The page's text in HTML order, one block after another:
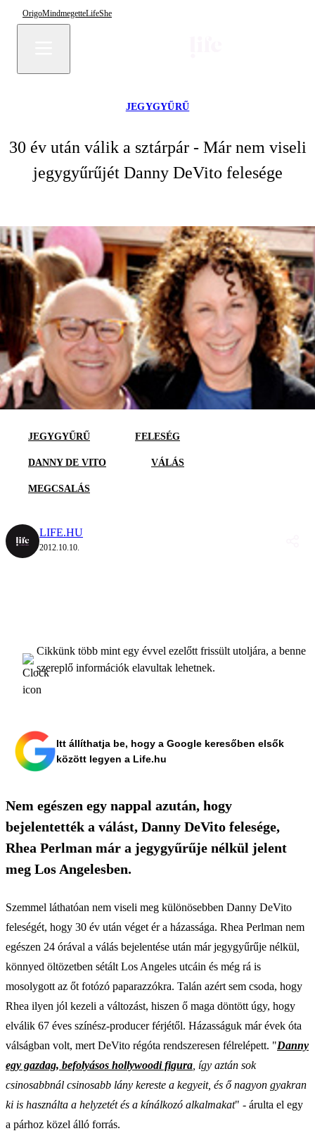
OrigoMindmegetteLifeShe
JEGYGYŰRŰ
30 év után válik a sztárpár - Már nem viseli
jegygyűrűjét Danny DeVito felesége
JEGYGYŰRŰ FELESÉG
DANNY DE VITO VÁLÁS
MEGCSALÁS
LIFE.HU
2012.10.10.
Cikkünk több mint egy évvel ezelőtt frissült utoljára, a benne
szereplő információk elavultak lehetnek.
Itt állíthatja be, hogy a Google keresőben elsők
között legyen a Life.hu
Nem egészen egy nappal azután, hogy
bejelentették a válást, Danny DeVito felesége,
Rhea Perlman már a jegygyűrűje nélkül jelent
meg Los Angelesben.
Szemmel láthatóan nem viseli meg különösebben Danny DeVito
feleségét, hogy 30 év után véget ér a házassága. Rhea Perlman nem
egészen 24 órával a válás bejelentése után már jegygyűrűje nélkül,
könnyed öltözetben sétált Los Angeles utcáin és még rá is
mosolygott az őt fotózó paparazzókra. Talán azért sem csoda, hogy
Rhea ilyen jól kezeli a változást, hiszen ő maga döntött úgy, hogy
elválik 67 éves színész-producer férjétől. Házasságuk már évek óta
válságban volt, mert DeVito régóta rendszeresen félrelépett. "Danny
egy gazdag, befolyásos hollywoodi figura , így aztán sok
csinosabbnál csinosabb lány kereste a kegyeit, és ő nagyon gyakran
ki is használta a helyzetét és a kínálkozó alkalmakat" - árulta el egy
a párhoz közel álló forrás.